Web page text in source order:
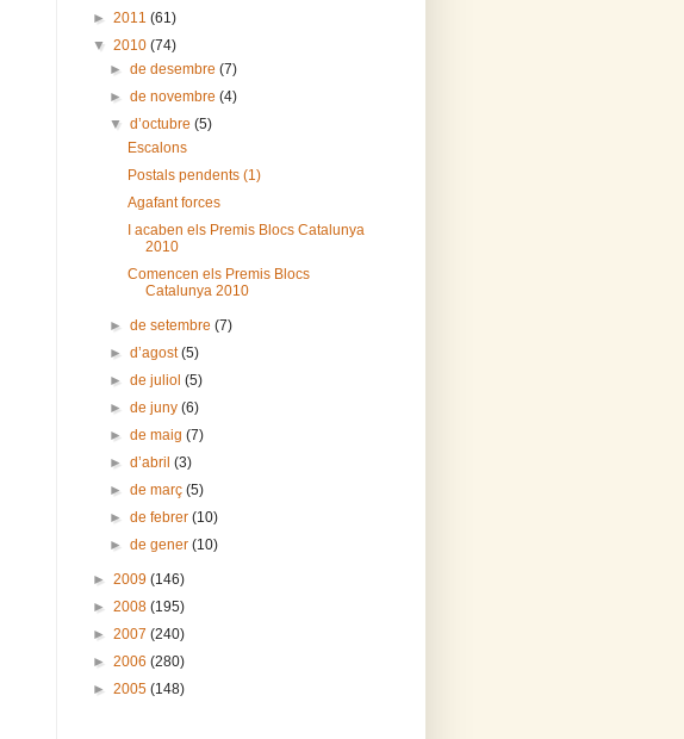
► 2011 (61)
▼ 2010 (74)
►de desembre(7)
►de novembre(4)
▼d’octubre(5)
Escalons
Postals pendents (1)
Agafant forces
I acaben els Premis Blocs Catalunya
2010
Comencen els Premis Blocs
Catalunya 2010
►de setembre(7)
►d’agost(5)
►de juliol(5)
►de juny(6)
►de maig(7)
►d’abril(3)
►de març(5)
►de febrer(10)
►de gener(10)
► 2009 (146)
► 2008 (195)
► 2007 (240)
► 2006 (280)
► 2005 (148)